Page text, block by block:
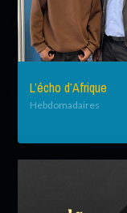
L’écho d’Afrique
Hebdomadaires